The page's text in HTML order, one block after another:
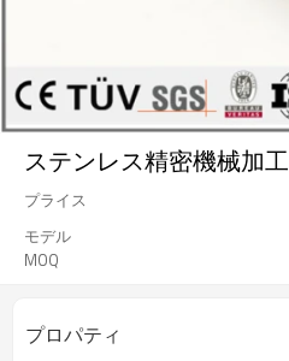
ステンレス精密機械加工
プライス
モデル
MOQ
プロパティ